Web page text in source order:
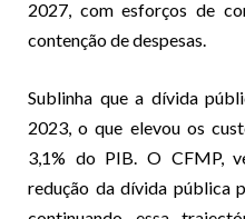
2027, com esforços de
contenção de despesas.
Sublinha que a dívida
2023, o que elevou os
3,1% do PIB. O CFMP,
redução da dívida pública